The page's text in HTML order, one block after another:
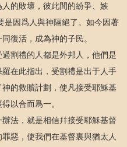
的敗壞，彼此間的紛爭、嫉
因爲人與神隔絕了。如今因著
復活，成為神的子民。
割禮的人都是外邦人，他們是
在此指出，受割禮是出于人手
的救贖計劃，使凡接受耶穌基
以合而爲一。
法，就是相信幷接受耶穌基督
惡，使我們在基督裏與猶太人